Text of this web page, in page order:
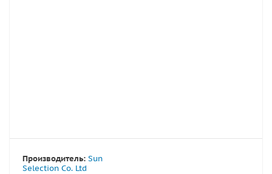
Производитель: Sun
Selection Co. Ltd